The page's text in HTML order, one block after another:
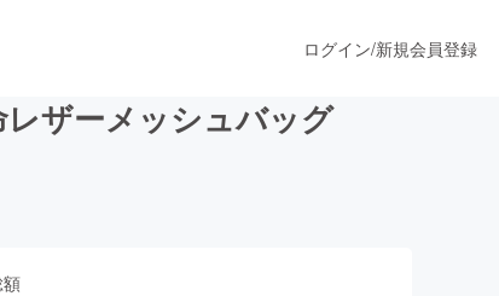
ログイン/新規会員登録
ザーメッシュバッグ